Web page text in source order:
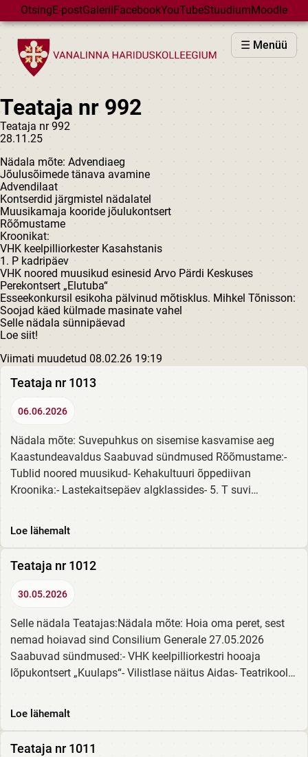
Skip to main content
OtsingE-postGaleriiFacebookYouTubeStuudiumMoodle
☰ Menüü
VHK
VASTUVÕTT
GÜMNAASIUM
MAJAD
SÜNDMUSED
KALENDER
Teataja nr 992
Teataja nr 992
28.11.25
Nädala mõte: Advendiaeg
Jõulusõimede tänava avamine
Advendilaat
Kontserdid järgmistel nädalatel
Muusikamaja kooride jõulukontsert
Rõõmustame
Kroonikat:
VHK keelpilliorkester Kasahstanis
1. P kadripäev
VHK noored muusikud esinesid Arvo Pärdi Keskuses
Perekontsert „Elutuba“
Esseekonkursil esikoha pälvinud mõtisklus. Mihkel Tõnisson:
Soojad käed külmade masinate vahel
Selle nädala sünnipäevad
Loe siit!
Viimati muudetud 08.02.26 19:19
Teataja nr 1013
06.06.2026
Nädala mõte: Suvepuhkus on sisemise kasvamise aeg
Kaastundeavaldus Saabuvad sündmused Rõõmustame:-
Tublid noored muusikud- Kehakultuuri õppediivan
Kroonika:- Lastekaitsepäev algklassides- 5. T suvi
Loe lähemalt
Teataja nr 1012
30.05.2026
Selle nädala Teatajas:Nädala mõte: Hoia oma peret, sest
nemad hoiavad sind Consilium Generale 27.05.2026
Saabuvad sündmused:- VHK keelpilliorkestri hooaja
lõpukontsert „Kuulaps“- Vilistlase näitus Aidas- Teatrikooli
Loe lähemalt
Teataja nr 1011